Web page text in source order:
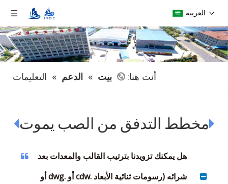
العربية
أنت هنا: بيت » الدعم » التعليمات
مخطط التدفق من الصب يموت
هل يمكنك تزويدنا بترتيب القالب والمعدات بعد
شرائه (رسومات ثنائية الأبعاد .cdw أو .dwg أو